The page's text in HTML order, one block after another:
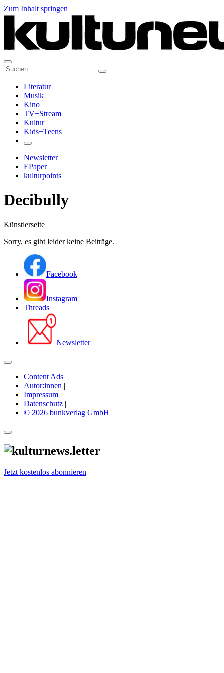
Zum Inhalt springen
Suche:
Literatur
Musik
Kino
TV+Stream
Kultur
Kids+Teens
Newsletter
EPaper
kulturpoints
Decibully
Künstlerseite
Sorry, es gibt leider keine Beiträge.
Facebook
Instagram
Threads
Newsletter
Content Ads |
Autor:innen |
Impressum |
Datenschutz |
© 2026 bunkverlag GmbH
Jetzt kostenlos abonnieren